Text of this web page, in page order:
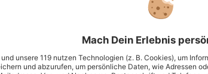
Basaltsteinen